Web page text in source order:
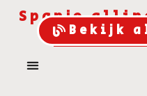
Spanje
Bekijk